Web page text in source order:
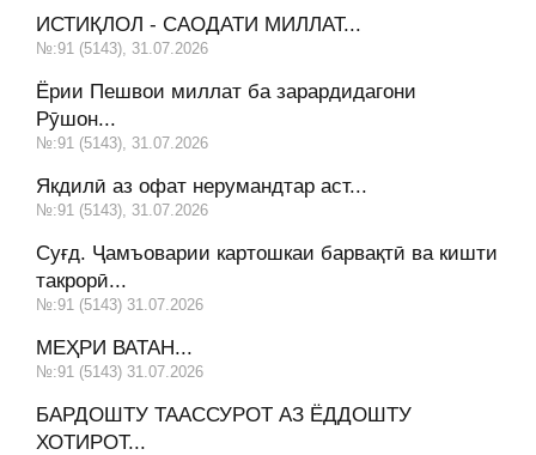
ИСТИҚЛОЛ - САОДАТИ МИЛЛАТ...
№:91 (5143), 31.07.2026
Ёрии Пешвои миллат ба зарардидагони
Рӯшон...
№:91 (5143), 31.07.2026
Якдилӣ аз офат нерумандтар аст...
№:91 (5143), 31.07.2026
Суғд. Ҷамъоварии картошкаи барвақтӣ ва кишти
такрорӣ...
№:91 (5143) 31.07.2026
МЕҲРИ ВАТАН...
№:91 (5143) 31.07.2026
БАРДОШТУ ТААССУРОТ АЗ ЁДДОШТУ
ХОТИРОТ...